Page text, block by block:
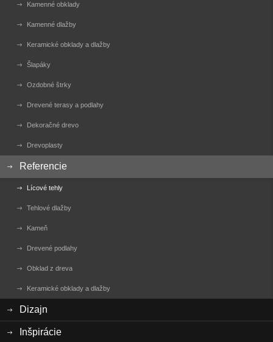
Kamenné obklady
Kamenné dlažby
Keramické obklady a dlažby
Šlapáky
Ozdobné štrky
Drevené terasy a podlahy
Dekoračné drevo
Drevoplasty
Referencie
Lícové tehly
Tehlové dlažby
Kameň
Drevené podlahy
Obklad z dreva
Keramické obklady a dlažby
Dizajn
Inšpirácie